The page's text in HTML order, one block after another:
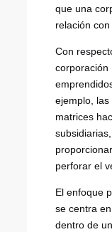
que una
relación
Con
corporación
ejemplo,
matrices
perforar el
El enfoque
se centra
dentro de